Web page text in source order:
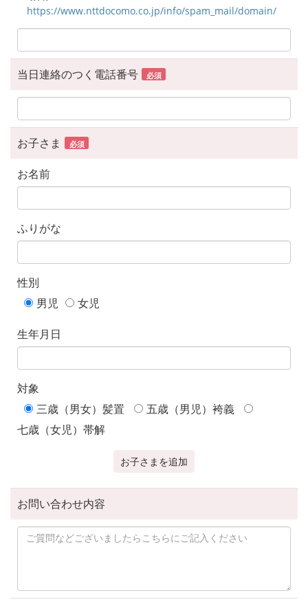
https://www.nttdocomo.co.jp/info/spam_mail/domain/
当日連絡のつく電話番号 必須
お子さま 必須
お名前
ふりがな
性別
男児
女児
生年月日
対象
三歳（男女）髪置
五歳（男児）袴義
七歳（女児）帯解
お子さまを追加
お問い合わせ内容